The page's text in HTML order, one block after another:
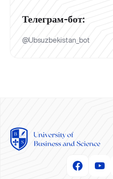
Телеграм-бот:
@Ubsuzbekistan_bot